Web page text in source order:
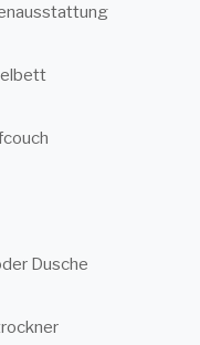
Dusche